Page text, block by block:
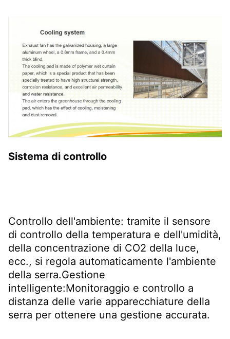
Sistema di controllo
Controllo dell'ambiente: tramite il sensore
di controllo della temperatura e dell'umidità,
della concentrazione di CO2 della luce,
ecc., si regola automaticamente l'ambiente
della serra.Gestione
intelligente:Monitoraggio e controllo a
distanza delle varie apparecchiature della
serra per ottenere una gestione accurata.